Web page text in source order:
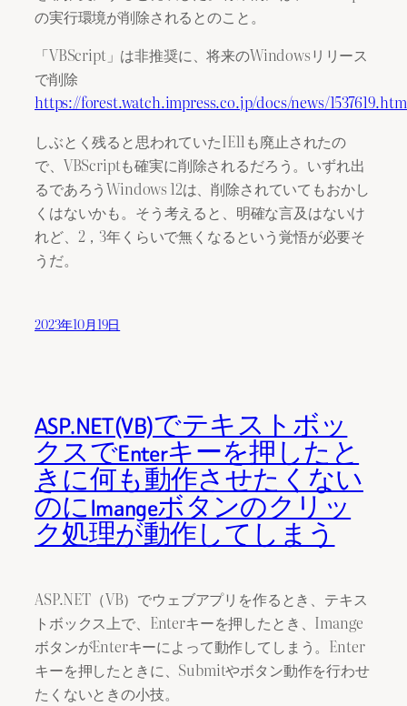
の実行環境が削除されるとのこと。
「VBScript」は非推奨に、将来のWindowsリリース
で削除
https://forest.watch.impress.co.jp/docs/news/
しぶとく残ると思われていたIE11も廃止されたの
で、VBScriptも確実に削除されるだろう。いずれ出
るであろうWindows 12は、削除されていてもおかし
くはないかも。そう考えると、明確な言及はないけ
れど、2，3年くらいで無くなるという覚悟が必要そ
うだ。
2023年10月19日
ASP.NET(VB)でテキストボッ
クスでEnterキーを押したと
きに何も動作させたくない
のにImangeボタンのクリッ
ク処理が動作してしまう
ASP.NET（VB）でウェブアプリを作るとき、テキス
トボックス上で、Enterキーを押したとき、Imange
ボタンがEnterキーによって動作してしまう。Enter
キーを押したときに、Submitやボタン動作を行わせ
たくないときの小技。